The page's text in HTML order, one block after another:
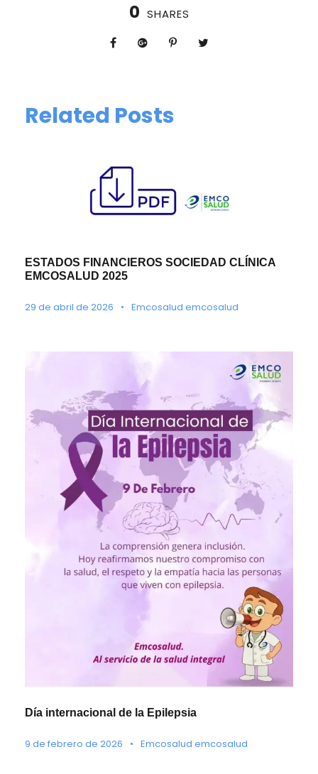
0 SHARES
Related Posts
ESTADOS FINANCIEROS SOCIEDAD CLÍNICA
EMCOSALUD 2025
29 de abril de 2026 • Emcosalud emcosalud
Día internacional de la Epilepsia
9 de febrero de 2026 • Emcosalud emcosalud